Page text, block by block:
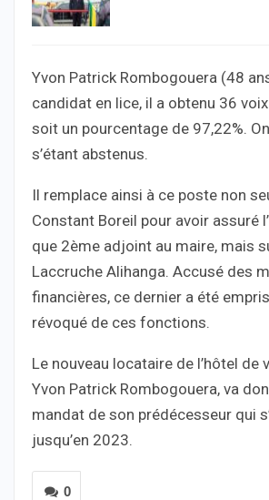
Yvon Patrick Rombogouera (48
candidat en lice, il a obtenu 36
soit un pourcentage de 97,22%.
s’étant abstenus.
Il remplace ainsi à ce poste non
Constant Boreil pour avoir assuré
que 2ème adjoint au maire, mais
Laccruche Alihanga. Accusé des
financières, ce dernier a été
révoqué de ces fonctions.
Le nouveau locataire de l’hôtel de
Yvon Patrick Rombogouera, va
mandat de son prédécesseur qui
jusqu’en 2023.
0